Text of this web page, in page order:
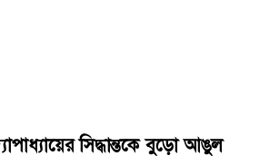
সিদ্ধান্তকে বুড়ো আঙুল